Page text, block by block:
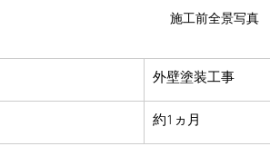
施工前全景写真
​外壁塗装工事
約1ヵ月